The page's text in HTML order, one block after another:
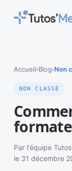
Accueil›Blog›Non
NON CLASSÉ
Par l'équipe
le 31 décembre